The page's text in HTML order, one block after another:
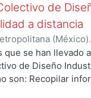
realiza
8º, 9º o 10º
de
a distancia
Georgina;Ando
González, Areli ;
que se han llevado
de Diseño
son: Recopilar